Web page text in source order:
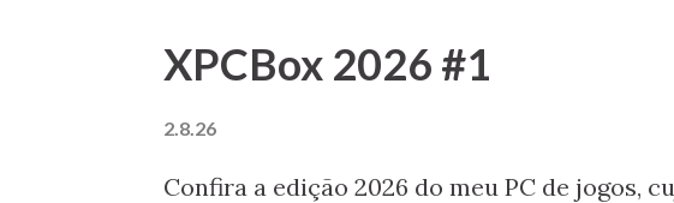
XPCBox 2026 #1
2.8.26
Confira a edição 2026 do meu PC de jogos,